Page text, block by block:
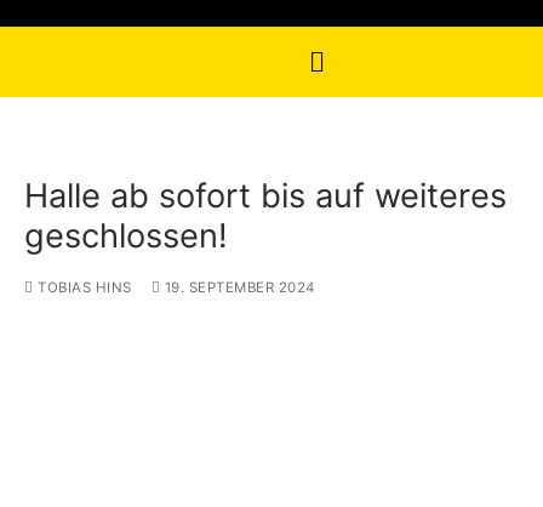
Halle ab sofort bis auf weiteres
geschlossen!
TOBIAS HINS 19. SEPTEMBER 2024